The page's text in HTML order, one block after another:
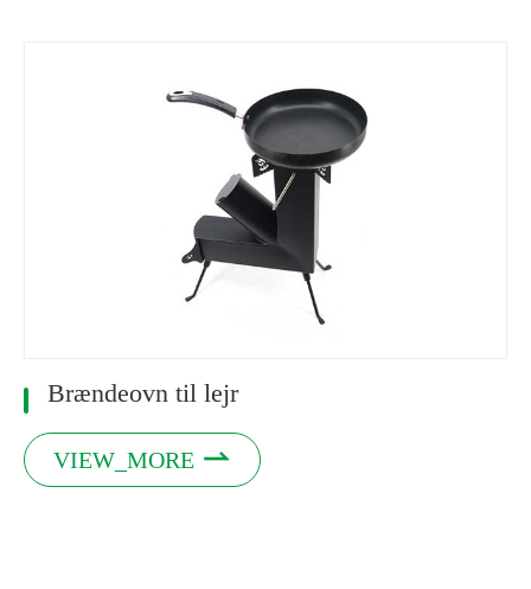
Brændeovn til lejr
VIEW_MORE 